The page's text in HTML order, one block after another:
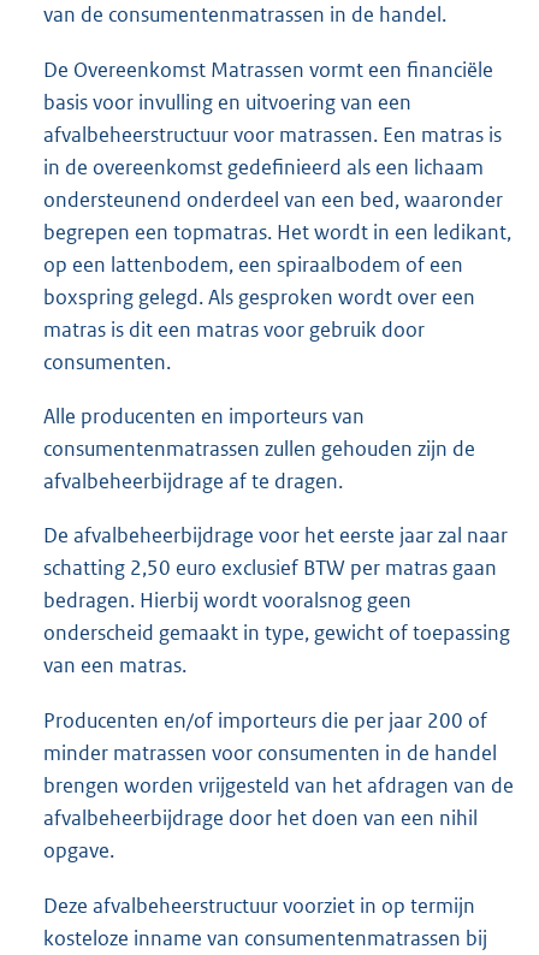
van de consumentenmatrassen in de handel.
De Overeenkomst Matrassen vormt een financiële
basis voor invulling en uitvoering van een
afvalbeheerstructuur voor matrassen. Een matras is
in de overeenkomst gedefinieerd als een lichaam
ondersteunend onderdeel van een bed, waaronder
begrepen een topmatras. Het wordt in een ledikant,
op een lattenbodem, een spiraalbodem of een
boxspring gelegd. Als gesproken wordt over een
matras is dit een matras voor gebruik door
consumenten.
Alle producenten en importeurs van
consumentenmatrassen zullen gehouden zijn de
afvalbeheerbijdrage af te dragen.
De afvalbeheerbijdrage voor het eerste jaar zal naar
schatting 2,50 euro exclusief BTW per matras gaan
bedragen. Hierbij wordt vooralsnog geen
onderscheid gemaakt in type, gewicht of toepassing
van een matras.
Producenten en/of importeurs die per jaar 200 of
minder matrassen voor consumenten in de handel
brengen worden vrijgesteld van het afdragen van de
afvalbeheerbijdrage door het doen van een nihil
opgave.
Deze afvalbeheerstructuur voorziet in op termijn
kosteloze inname van consumentenmatrassen bij